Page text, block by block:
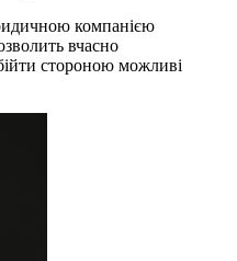
компанією
вчасно
стороною можливі